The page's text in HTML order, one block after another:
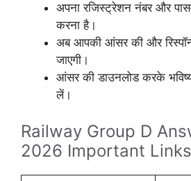
अपना रजिस्ट्रेशन नंबर और
करना है।
अब आपकी आंसर की और
जाएगी।
आंसर की डाउनलोड करके
लें।
Railway Group D
2026 Important Links